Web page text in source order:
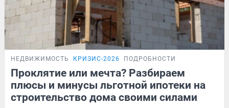
НЕДВИЖИМОСТЬ КРИЗИС-2026 ПОДРОБНОСТИ
Проклятие или мечта? Разбираем
плюсы и минусы льготной ипотеки на
строительство дома своими силами